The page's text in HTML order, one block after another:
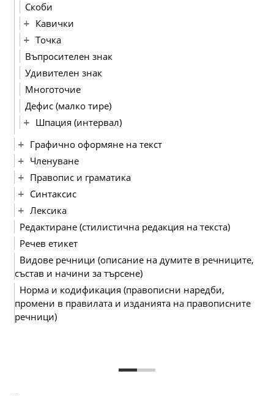
Скоби
Кавички
Точка
Въпросителен знак
Удивителен знак
Многоточие
Дефис (малко тире)
Шпация (интервал)
Графично оформяне на текст
Членуване
Правопис и граматика
Синтаксис
Лексика
Редактиране (стилистична редакция на текста)
Речев етикет
Видове речници (описание на думите в речниците,
състав и начини за търсене)
Норма и кодификация (правописни наредби,
промени в правилата и изданията на правописните
речници)